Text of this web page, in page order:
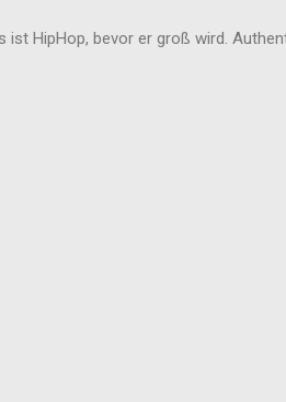
HipHop, bevor er groß wird.